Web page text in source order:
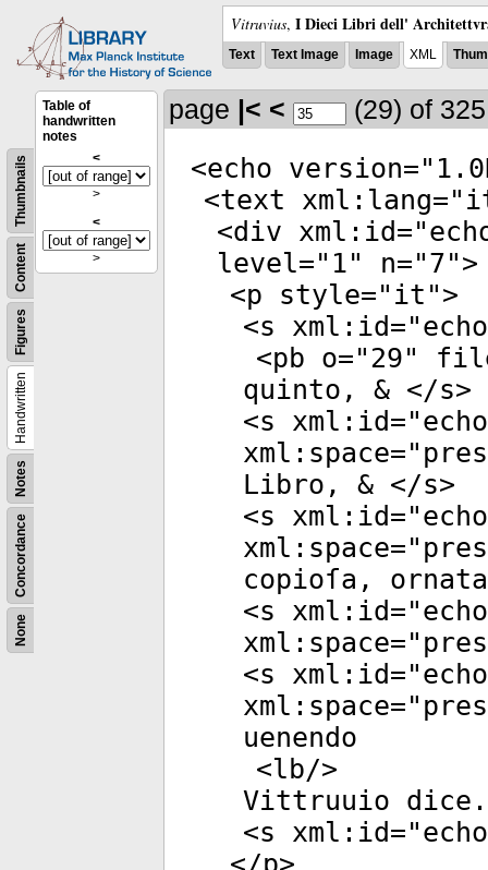
Vitruvius, I Dieci Libri dell'
Text Text Image Image XML
None
Concordance
Notes
Handwritten
Figures
Content
Thumbnails
Table of
handwritten
notes
<
>
<
>
page |< < (29) of
<echo version="
<text xml:lang="
<div xml:id="
level=" 1" n="7">
<p style=" it ">
<s xml:id="
<pb o="29"
quinto, & </s>
<s xml:id="
xml:space="
Libro, & </s>
<s xml:id="
xml:space="
copioſa,
<s xml:id="
xml:space="
<s xml:id="
xml:space="
uenendo
<lb/>
Vittruuio
<s xml:id="